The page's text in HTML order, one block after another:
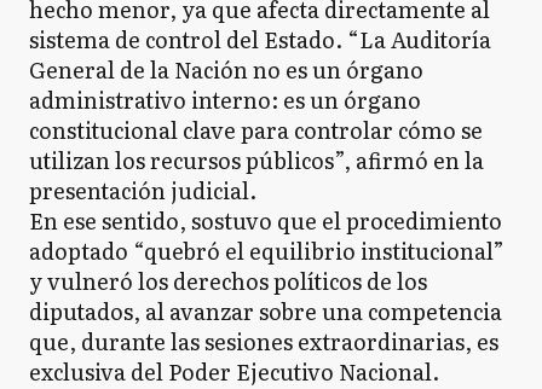
hecho menor, ya que afecta directamente al
sistema de control del Estado. “La Auditoría
General de la Nación no es un órgano
administrativo interno: es un órgano
constitucional clave para controlar cómo se
utilizan los recursos públicos”, afirmó en la
presentación judicial.
En ese sentido, sostuvo que el procedimiento
adoptado “quebró el equilibrio institucional”
y vulneró los derechos políticos de los
diputados, al avanzar sobre una competencia
que, durante las sesiones extraordinarias, es
exclusiva del Poder Ejecutivo Nacional.